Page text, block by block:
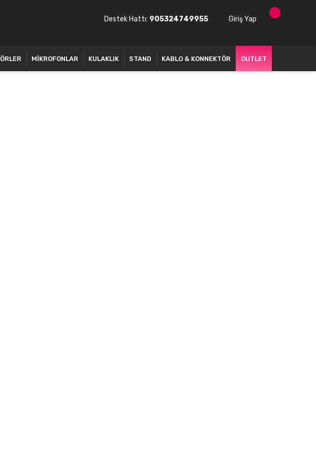
Destek Hattı: 905324749955 Giriş Yap
MİKROFONLAR KULAKLIK STAND KABLO & KONNEKTÖR OUTLET